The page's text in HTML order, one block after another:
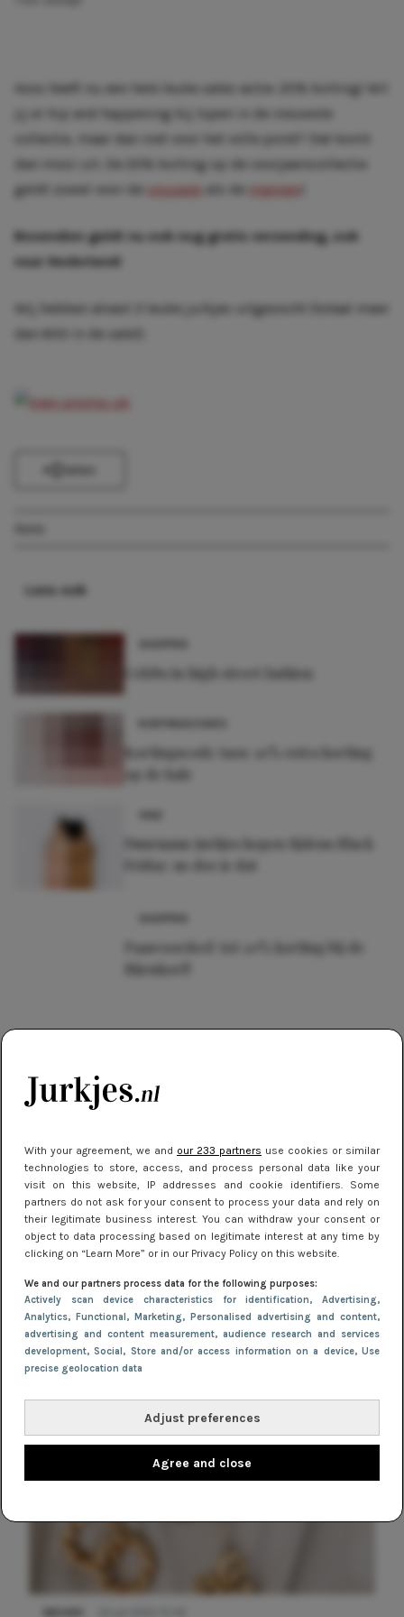
With your agreement, we and our 233 partners use cookies or similar
technologies to store, access, and process personal data like your
visit on this website, IP addresses and cookie identifiers. Some
partners do not ask for your consent to process your data and rely on
their legitimate business interest. You can withdraw your consent or
object to data processing based on legitimate interest at any time by
clicking on “Learn More” or in our Privacy Policy on this website.
We and our partners process data for the following purposes:
Actively scan device characteristics for identification, Advertising,
Analytics, Functional, Marketing, Personalised advertising and content,
advertising and content measurement, audience research and services
development, Social, Store and/or access information on a device, Use
precise geolocation data
Adjust preferences
Agree and close
Asos heeft nu een hele leuke sales-actie: 20% korting! Wil
jij er hip and happening bij lopen in de nieuwste
collectie, maar dan niet voor het volle pond? Dat komt
dan mooi uit. De 20% korting op de voorjaarscollectie
geldt zowel voor de
vrouwen mannen
Bovendien geldt nu ook nog gratis verzending, ook
naar Nederland!
Wij hebben alvast 3 leuke jurkjes uitgezocht (totaal meer
dan 600 in de sale!):
Lees ook
Celebs in high street fashion
Kortingscode Asos: 10% extra korting
op de Sale
Duurzame jurkjes kopen tijdens Black
Friday: zo doe je dat
Paasvoordeel: tot 20% korting bij de
NIEUWS
De beste sneakers voor elke jurklengte: zo
draag je sportief en chic